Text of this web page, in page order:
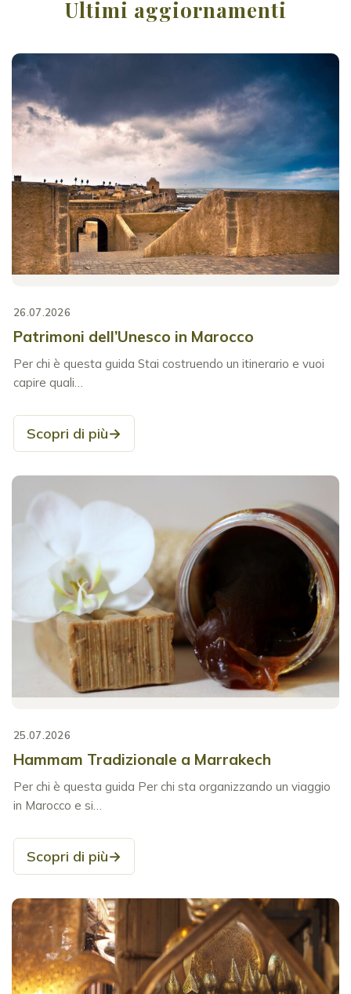
Ultimi aggiornamenti
26.07.2026
Patrimoni dell’Unesco in Marocco
Per chi è questa guida Stai costruendo un itinerario e vuoi
capire quali…
Scopri di più→
25.07.2026
Hammam Tradizionale a Marrakech
Per chi è questa guida Per chi sta organizzando un viaggio
in Marocco e si…
Scopri di più→